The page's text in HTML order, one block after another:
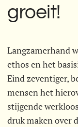
groeit!
Langzamerhand
ethos en het
Eind zeventiger,
mensen het
stijgende
druk maken over